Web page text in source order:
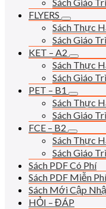
FLYERS
Sách Thực
Sách Giáo
KET – A2
Sách Thực
Sách Giáo
PET – B1
Sách Thực
Sách Giáo
FCE – B2
Sách Thực
Sách Giáo
Sách PDF Có Phí
Sách PDF Miễn Phí
Sách Mới Cập
HỎI – ĐÁP